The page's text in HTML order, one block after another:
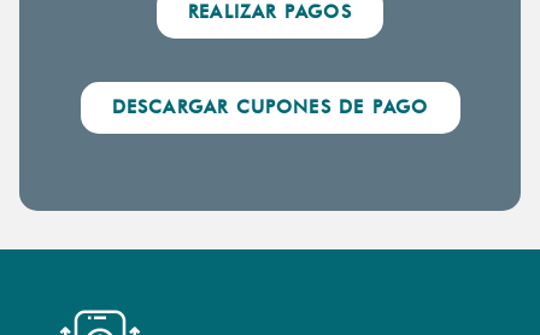
REALIZAR PAGOS
DESCARGAR CUPONES DE PAGO